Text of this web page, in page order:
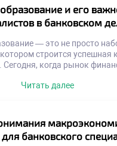
деньгами, защищать
Без понимания основ
сложно достичь […]
и его
в банковском
— это не просто
строится успешная
когда рынок
процессов
переоценить. Оно
мышление, позволяет
решения […]
Читать далее
банковского